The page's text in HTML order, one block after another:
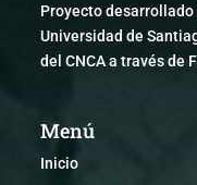
Proyecto
Universidad de
del CNCA a través de
Menú
Inicio